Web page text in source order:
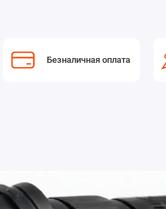
Безналичная оплата